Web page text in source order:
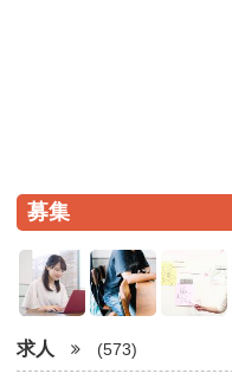
募集
求人 (573)